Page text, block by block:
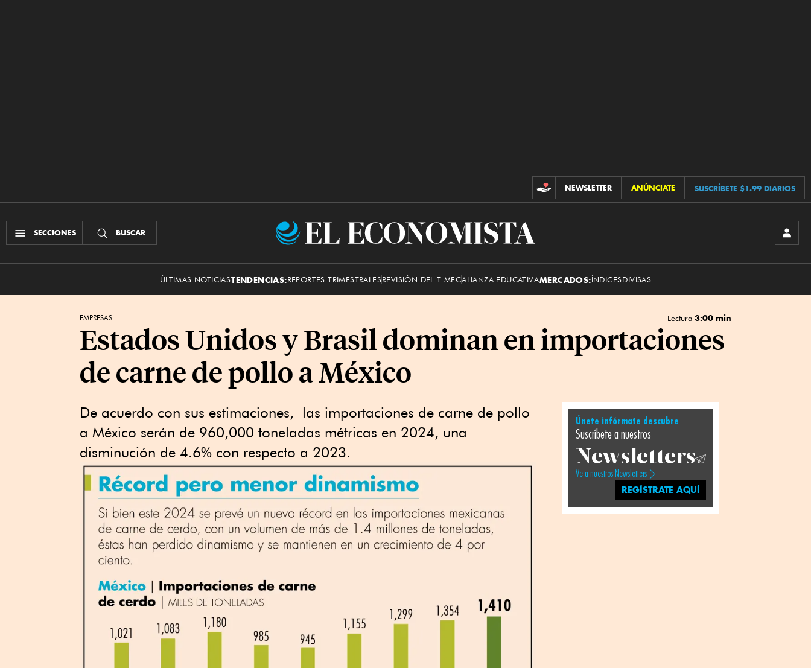
CONTRIBUCIONES
NEWSLETTER ANÚNCIATE SUSCRÍBETE $1.99 DIARIOS
SECCIONES BUSCAR
El
ÚLTIMAS NOTICIASTENDENCIAS:REPORTES TRIMESTRALESREVISIÓN DEL T-MECALIANZA EDUCATIVAMERCADOS:ÍNDICESDIVISAS
EMPRESAS Lectura 3:00 min
Estados Unidos y Brasil dominan en importaciones
de carne de pollo a México
De acuerdo con sus estimaciones, las importaciones de carne de pollo
a México serán de 960,000 toneladas métricas en 2024, una
disminución de 4.6% con respecto a 2023.
Únete infórmate descubre
Suscríbete a nuestros
Newsletters
Ve a nuestros Newsletters
REGÍSTRATE AQUÍ